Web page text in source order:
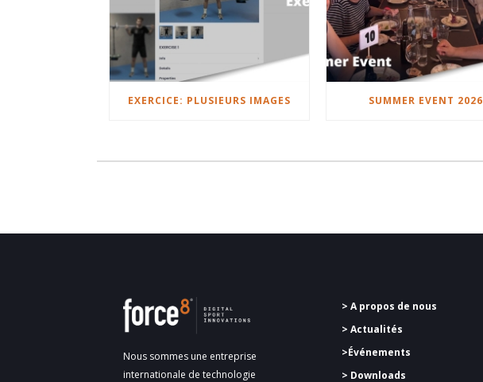
EXERCICE: PLUSIEURS IMAGES SUMMER EVENT 2026
Nous sommes une entreprise
internationale de technologie
> A propos de nous
> Actualités
>Événements
> Downloads